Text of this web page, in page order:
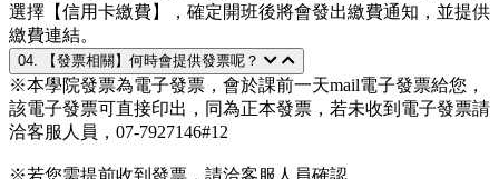
選擇【信用卡繳費】，確定開班後將會發出繳費通知，並提供
繳費連結。
04. 【發票相關】何時會提供發票呢？
※本學院發票為電子發票，會於課前一天mail電子發票給您，
該電子發票可直接印出，同為正本發票，若未收到電子發票請
洽客服人員，07-7927146#12